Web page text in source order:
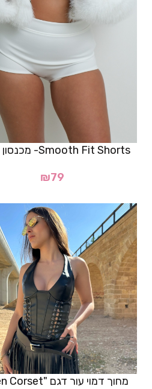
Smooth Fit Shorts- מכנסון מחטב
₪79
מחוך דמוי עור דגם "Vixen Corset"